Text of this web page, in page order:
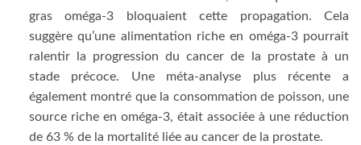
gras oméga-3 bloquaient cette propagation. Cela
suggère qu’une alimentation riche en oméga-3 pourrait
ralentir la progression du cancer de la prostate à un
stade précoce. Une méta-analyse plus récente a
également montré que la consommation de poisson, une
source riche en oméga-3, était associée à une réduction
de 63 % de la mortalité liée au cancer de la prostate.